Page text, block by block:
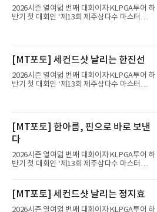
2026시즌 열여덟 번째 대회이자 KLPGA투어 하
반기 첫 대회인 ‘제13회 제주삼다수 마스터
트(파72/6,767야드)에서 열리고 있다.8일 현재
3라운드 경기가 펼쳐지고 있다.한진선이 1번 홀
에서 경기하고 있다.
[MT포토] 세컨드샷 날리는 한진선
2026시즌 열여덟 번째 대회이자 KLPGA투어 하
반기 첫 대회인 ‘제13회 제주삼다수 마스터
트(파72/6,767야드)에서 열리고 있다.8일 현재
3라운드 경기가 펼쳐지고 있다.한진선이 1번 홀
에서 경기하고 있다.
[MT포토] 한아름, 핀으로 바로 보낸
다
2026시즌 열여덟 번째 대회이자 KLPGA투어 하
반기 첫 대회인 ‘제13회 제주삼다수 마스터
제주도 서귀포시에 위치한 테디밸리 골프앤리조
트(파72/6,767야드)에서 열리고 있다.8일 현재
3라운드 경기가 펼쳐지고 있다.한아름이 1번 홀
에서 경기하고 있다.
[MT포토] 세컨드샷 날리는 정지효
2026시즌 열여덟 번째 대회이자 KLPGA투어 하